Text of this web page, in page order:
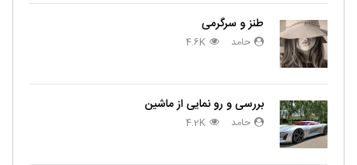
طنز و سرگرمی
حامد 4.6K
بررسی و رو نمایی از ماشین
حامد 4.2K